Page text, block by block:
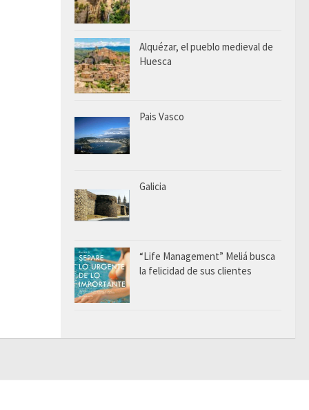
Alquézar, el pueblo medieval de
Huesca
Pais Vasco
Galicia
“Life Management” Meliá busca
la felicidad de sus clientes